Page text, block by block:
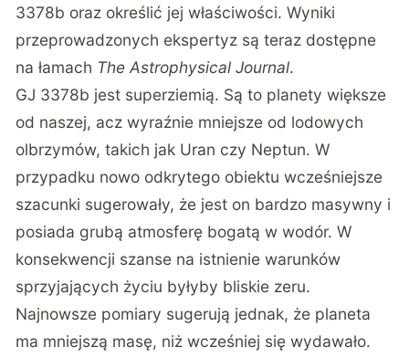
3378b oraz określić jej właściwości. Wyniki
przeprowadzonych ekspertyz są teraz dostępne
na łamach The Astrophysical Journal.
GJ 3378b jest superziemią. Są to planety większe
od naszej, acz wyraźnie mniejsze od lodowych
olbrzymów, takich jak Uran czy Neptun. W
przypadku nowo odkrytego obiektu wcześniejsze
szacunki sugerowały, że jest on bardzo masywny i
posiada grubą atmosferę bogatą w wodór. W
konsekwencji szanse na istnienie warunków
sprzyjających życiu byłyby bliskie zeru.
Najnowsze pomiary sugerują jednak, że planeta
ma mniejszą masę, niż wcześniej się wydawało.